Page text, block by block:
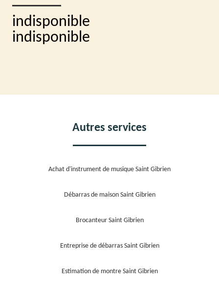
indisponible
indisponible
Autres services
Achat d'instrument de musique Saint Gibrien
Débarras de maison Saint Gibrien
Brocanteur Saint Gibrien
Entreprise de débarras Saint Gibrien
Estimation de montre Saint Gibrien